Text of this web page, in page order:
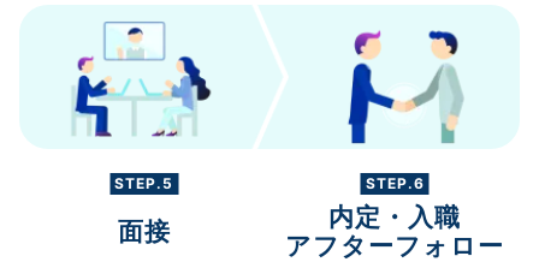
STEP.5
面接
STEP.6
内定・入職
アフターフォロー